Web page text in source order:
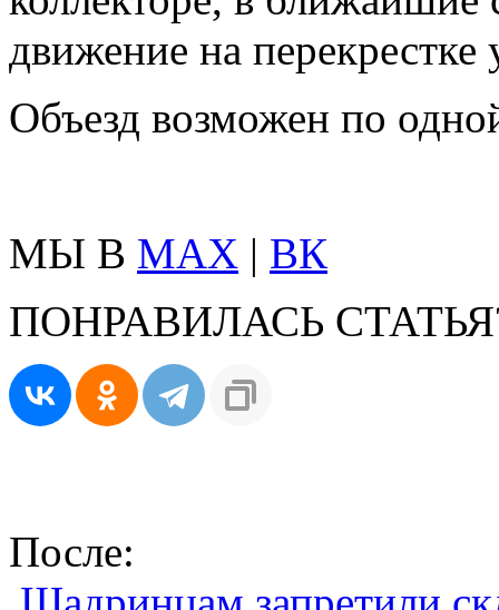
движение на
Объезд возможен по
МЫ В MAX | ВК
ПОНРАВИЛАСЬ
После: